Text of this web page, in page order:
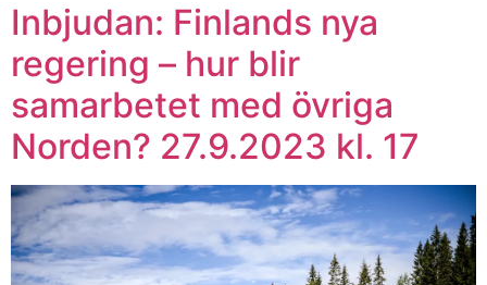
Inbjudan: Finlands nya
regering – hur blir
samarbetet med övriga
Norden? 27.9.2023 kl. 17